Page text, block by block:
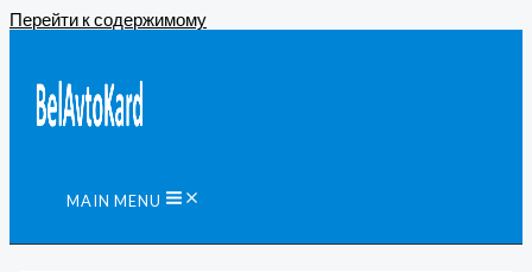
Перейти к содержимому
MAIN MENU